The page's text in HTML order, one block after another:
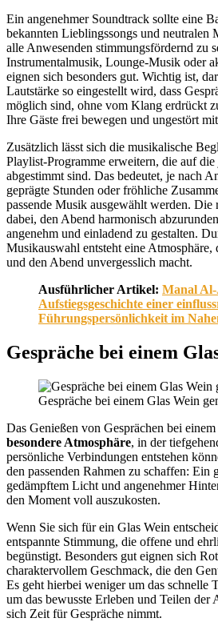
Ein angenehmer Soundtrack sollte eine
bekannten Lieblingssongs und neutralen
alle Anwesenden stimmungsfördernd zu
Instrumentalmusik, Lounge-Musik oder
eignen sich besonders gut. Wichtig ist,
Lautstärke so eingestellt wird, dass
möglich sind, ohne vom Klang erdrückt
Ihre Gäste frei bewegen und ungestört
Zusätzlich lässt sich die musikalische
Playlist-Programme erweitern, die auf
abgestimmt sind. Das bedeutet, je nach
geprägte Stunden oder fröhliche
passende Musik ausgewählt werden.
dabei, den Abend harmonisch
angenehm und einladend zu gestalten.
Musikauswahl entsteht eine
und den Abend unvergesslich macht.
Ausführlicher Artikel: Manal
Aufstiegsgeschichte einer
Führungspersönlichkeit im
Gespräche bei einem
Gespräche bei einem Glas Wein
Das Genießen von Gesprächen bei
besondere Atmosphäre, in der
persönliche Verbindungen entstehen
den passenden Rahmen zu schaffen: Ein
gedämpftem Licht und angenehmer
den Moment voll auszukosten.
Wenn Sie sich für ein Glas Wein
entspannte Stimmung, die offene und
begünstigt. Besonders gut eignen sich
charaktervollem Geschmack, die den
Es geht hierbei weniger um das schnelle
um das bewusste Erleben und Teilen der
sich Zeit für Gespräche nimmt.